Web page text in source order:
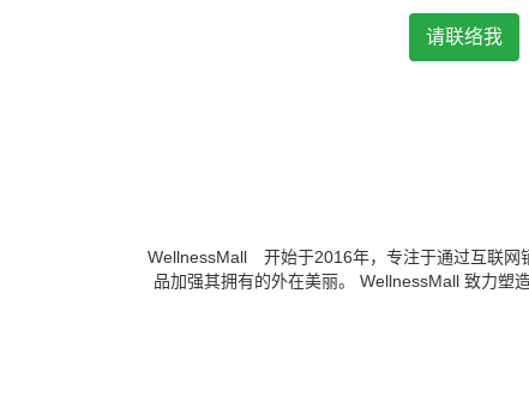
WellnessMall 开始于2016年，专注于通过互联网
品加强其拥有的外在美丽。 WellnessMall 致力塑